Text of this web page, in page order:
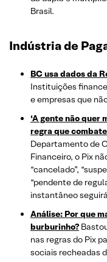
Brasil.
Indústria de
BC usa dados da
Instituições
e empresas que
‘A gente não quer
regra que
Departamento de
Financeiro, o Pix
“cancelado”,
“pendente de
instantâneo
Análise: Por que
burburinho?
nas regras do Pix
sociais recheadas